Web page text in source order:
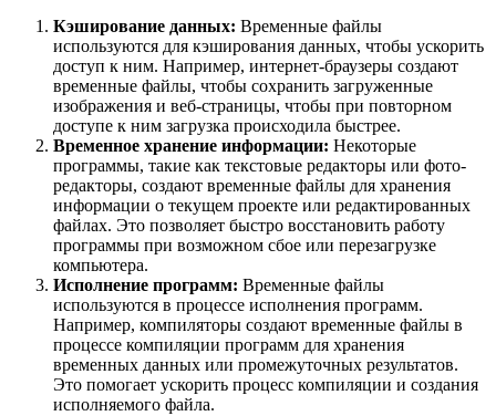
Кэширование данных: Временные файлы
используются для кэширования данных, чтобы ускорить
доступ к ним. Например, интернет-браузеры создают
временные файлы, чтобы сохранить загруженные
изображения и веб-страницы, чтобы при повторном
доступе к ним загрузка происходила быстрее.
Временное хранение информации: Некоторые
программы, такие как текстовые редакторы или фото-
редакторы, создают временные файлы для хранения
информации о текущем проекте или редактированных
файлах. Это позволяет быстро восстановить работу
программы при возможном сбое или перезагрузке
компьютера.
Исполнение программ: Временные файлы
используются в процессе исполнения программ.
Например, компиляторы создают временные файлы в
процессе компиляции программ для хранения
временных данных или промежуточных результатов.
Это помогает ускорить процесс компиляции и создания
исполняемого файла.